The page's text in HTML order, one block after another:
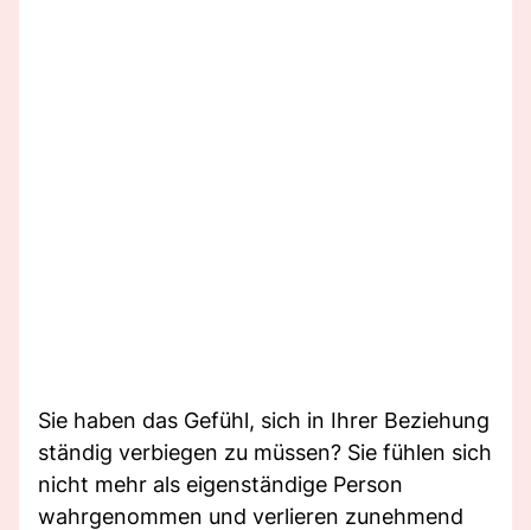
Sie haben das Gefühl, sich in Ihrer Beziehung
ständig verbiegen zu müssen? Sie fühlen sich
nicht mehr als eigenständige Person
wahrgenommen und verlieren zunehmend